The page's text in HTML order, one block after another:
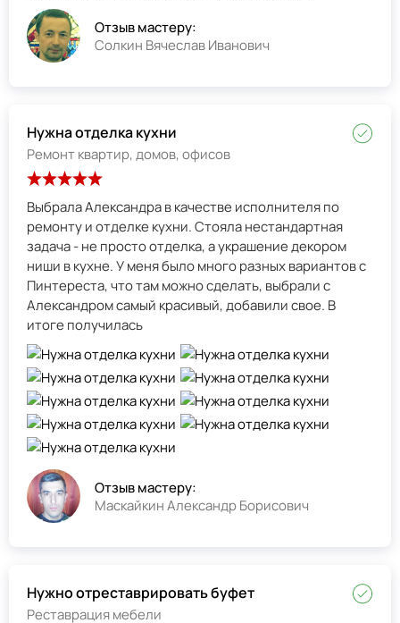
Отзыв мастеру:
Солкин Вячеслав Иванович
Нужна отделка кухни
Ремонт квартир, домов, офисов
Выбрала Александра в качестве исполнителя по
ремонту и отделке кухни. Стояла нестандартная
задача - не просто отделка, а украшение декором
ниши в кухне. У меня было много разных вариантов с
Пинтереста, что там можно сделать, выбрали с
Александром самый красивый, добавили свое. В
итоге получилась
Отзыв мастеру:
Маскайкин Александр Борисович
Нужно отреставрировать буфет
Реставрация мебели